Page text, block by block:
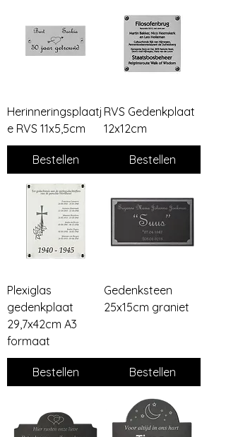
Herinneringsplaatj
e RVS 11x5,5cm
Bestellen
RVS Gedenkplaat
12x12cm
Bestellen
Plexiglas
gedenkplaat
29,7x42cm A3
formaat
Bestellen
Gedenksteen
25x15cm graniet
Bestellen